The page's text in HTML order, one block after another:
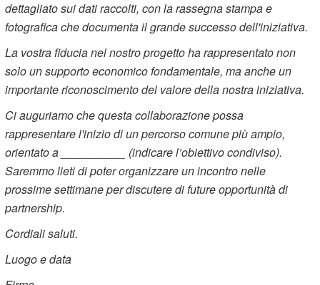
dettagliato sui dati raccolti, con la rassegna stampa e
fotografica che documenta il grande successo dell'iniziativa.
La vostra fiducia nel nostro progetto ha rappresentato non
solo un supporto economico fondamentale, ma anche un
importante riconoscimento del valore della nostra iniziativa.
Ci auguriamo che questa collaborazione possa
rappresentare l'inizio di un percorso comune più ampio,
orientato a __________ (indicare l’obiettivo condiviso).
Saremmo lieti di poter organizzare un incontro nelle
prossime settimane per discutere di future opportunità di
partnership.
Cordiali saluti.
Luogo e data